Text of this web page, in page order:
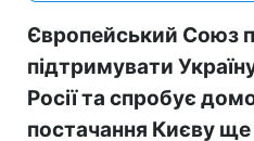
Європейський Союз
підтримувати Україну
Росії та спробує
постачання Києву ще